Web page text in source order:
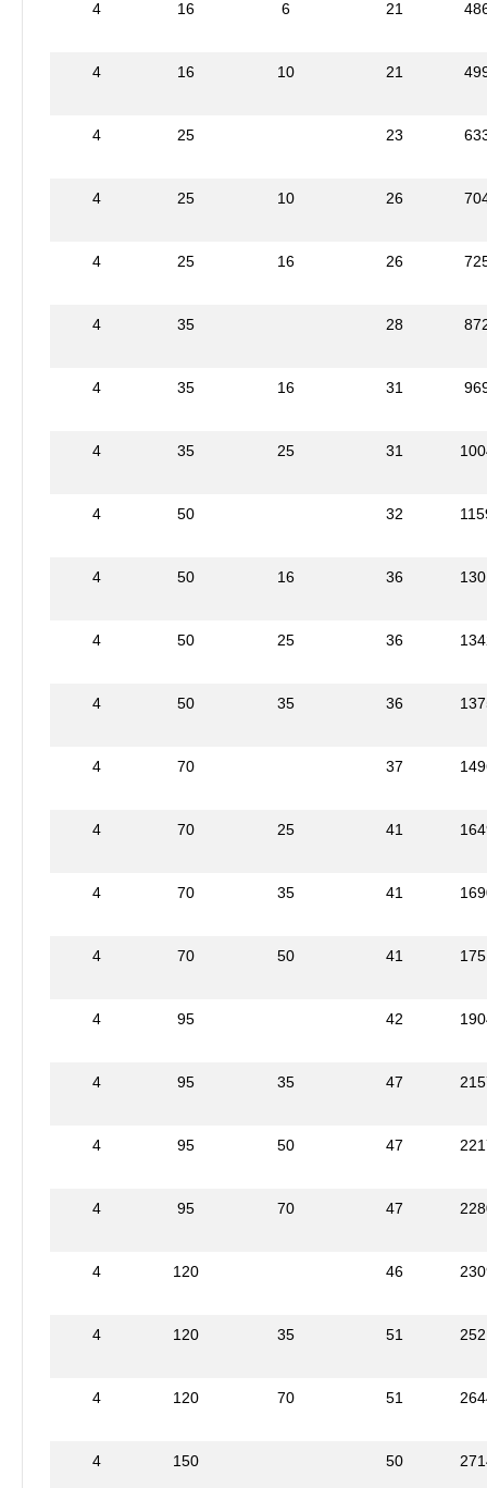
4 16 6 21
4 16 10 21
4 25 23
4 25 10 26
4 25 16 26
4 35 28
4 35 16 31
4 35 25 31
4 50 32
4 50 16 36
4 50 25 36
4 50 35 36
4 70 37
4 70 25 41
4 70 35 41
4 70 50 41
4 95 42
4 95 35 47
4 95 50 47
4 95 70 47
4 120 46
4 120 35 51
4 120 70 51
4 150 50